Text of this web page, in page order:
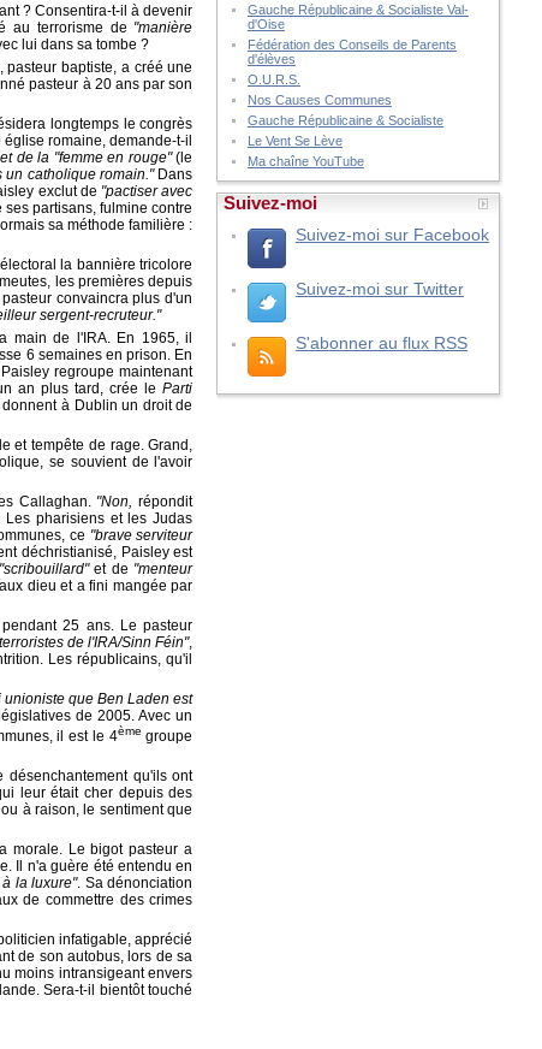
? Consentira-t-il à devenir
au terrorisme de "manière
lui dans sa tombe ?
baptiste, a créé une
pasteur à 20 ans par son
longtemps le congrès
romaine, demande-t-il
de la "femme en rouge"(le
un catholique romain."Dans
exclut de "pactiser avec
partisans, fulmine contre
sa méthode familière :
la bannière tricolore
les premières depuis
convaincra plus d'un
sergent-recruteur."
main de l'IRA. En 1965, il
6 semaines en prison. En
regroupe maintenant
an plus tard, crée leParti
à Dublin un droit de
et tempête de rage. Grand,
se souvient de l'avoir
Callaghan. "Non,
répondit
pharisiens et les Judas
ce "brave serviteur
déchristianisé, Paisley est
"scribouillard"et de "menteur
dieu et a fini mangée par
25 ans. Le pasteur
de l'IRA/Sinn Féin",
Les républicains, qu'il
unioniste que Ben Laden est
de 2005. Avec un
il est le 4ème groupe
qu'ils ont
leur était cher depuis des
à raison, le sentiment que
morale. Le bigot pasteur a
Il n'a guère été entendu en
à la luxure". Sa dénonciation
de commettre des crimes
infatigable, apprécié
de son autobus, lors de sa
moins intransigeant envers
Sera-t-il bientôt touché
Gauche Républicaine & Socialiste Val-
d'Oise
Fédération des Conseils de Parents
d'élèves
O.U.R.S.
Nos Causes Communes
Gauche Républicaine & Socialiste
Le Vent Se Lève
Ma chaîne YouTube
Suivez-moi
Suivez-moi sur Facebook
Suivez-moi sur Twitter
S'abonner au flux RSS